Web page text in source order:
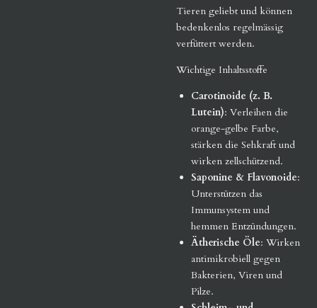
Tieren geliebt und können
bedenkenlos regelmässig
verfüttert werden.
Wichtige Inhaltsstoffe
Carotinoide (z. B.
Lutein): Verleihen die
orange-gelbe Farbe,
stärken die Sehkraft und
wirken zellschützend.
Saponine & Flavonoide:
Unterstützen das
Immunsystem und
hemmen Entzündungen.
Ätherische Öle: Wirken
antimikrobiell gegen
Bakterien, Viren und
Pilze.